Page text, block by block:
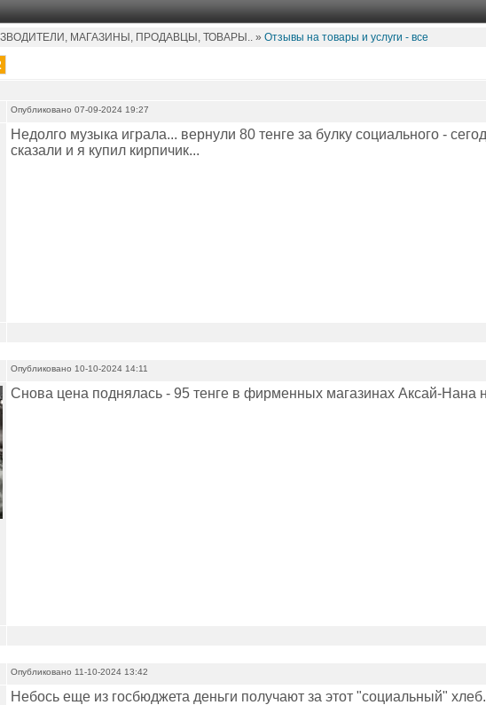
МАГАЗИНЫ, ПРОДАВЦЫ, ТОВАРЫ.. » Отзывы на товары и услуги - все
Опубликовано 07-09-2024 19:27
Недолго музыка играла... вернули 80 тенге за булку социального -
сказали и я купил кирпичик...
Опубликовано 10-10-2024 14:11
Снова цена поднялась - 95 тенге в фирменных магазинах Аксай-Нана
Опубликовано 11-10-2024 13:42
Небось еще из госбюджета деньги получают за этот "социальный"